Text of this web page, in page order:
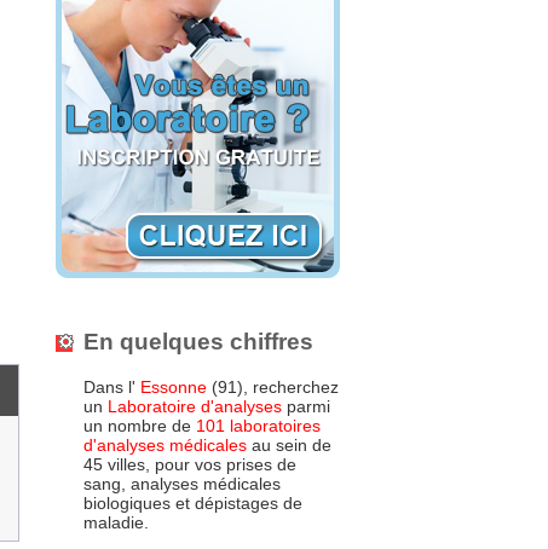
En quelques chiffres
Dans l' Essonne (91), recherchez
un Laboratoire d'analyses parmi
un nombre de 101 laboratoires
d'analyses médicales au sein de
45 villes, pour vos prises de
sang, analyses médicales
biologiques et dépistages de
maladie.